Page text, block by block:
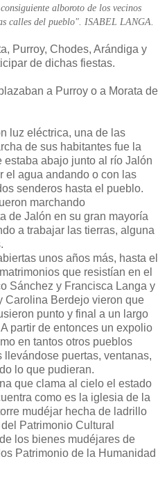
alboroto de los vecinos
calles del pueblo". ISABEL LANGA.
Purroy, Chodes, Arándiga y
de dichas fiestas.
a Purroy o a Morata de
luz eléctrica, una de las
de sus habitantes fue la
estaba abajo junto al río Jalón
el agua andando o con las
senderos hasta el pueblo.
marchando
de Jalón en su gran mayoría
a trabajar las tierras, alguna
unos años más, hasta el
que resistían en el
Sánchez y Francisca Langa y
Carolina Berdejo vieron que
punto y final a un largo
partir de entonces un expolio
en tantos otros pueblos
puertas, ventanas,
lo que pudieran.
que clama al cielo el estado
como es la iglesia de la
mudéjar hecha de ladrillo
Patrimonio Cultural
los bienes mudéjares de
Patrimonio de la Humanidad